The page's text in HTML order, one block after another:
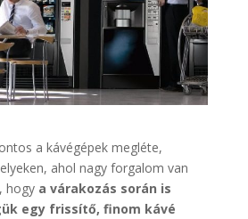
a kávégépek megléte,
ahol nagy forgalom van
hogya várakozás során is
egy frissítő, finom kávé